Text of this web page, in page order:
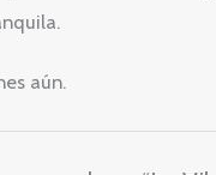
aún.